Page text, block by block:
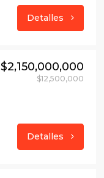
Detalles
$2,150,000,000
$12,500,000
Detalles